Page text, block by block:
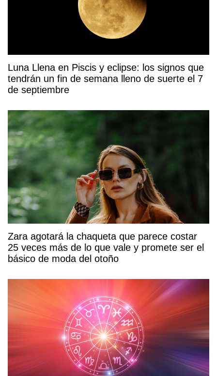
Luna Llena en Piscis y eclipse: los signos que
tendrán un fin de semana lleno de suerte el 7
de septiembre
Zara agotará la chaqueta que parece costar
25 veces más de lo que vale y promete ser el
básico de moda del otoño